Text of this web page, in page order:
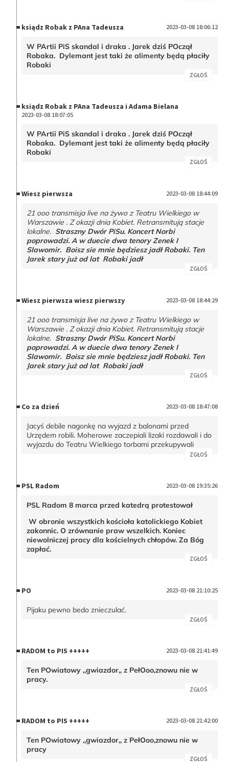
ksiądz Robak z PAna Tadeusza 2023-03-08 18:06:12
W PArtii PiS skandal i draka . Jarek dziś POczął
Robaka. Dylemant jest taki że alimenty będą płaciły
Robaki
ZGŁOŚ
ksiądz Robak z PAna Tadeusza i Adama Bielana
2023-03-08 18:07:05
W PArtii PiS skandal i draka . Jarek dziś POczął
Robaka. Dylemant jest taki że alimenty będą płaciły
Robaki
ZGŁOŚ
Wiesz pierwsza 2023-03-08 18:44:09
21 ooo transmisja live na żywo z Teatru Wielkiego w
Warszawie . Z okazji dnia Kobiet. Retransmitują stacje
lokalne. Straszny Dwór PiSu. Koncert Norbi
poprowadzi. A w duecie dwa tenory Zenek I
Slawomir. Boisz sie mnie będziesz jadł Robaki. Ten
Jarek stary już od lat Robaki jadł
ZGŁOŚ
Wiesz pierwsza wiesz pierwszy 2023-03-08 18:44:29
21 ooo transmisja live na żywo z Teatru Wielkiego w
Warszawie . Z okazji dnia Kobiet. Retransmitują stacje
lokalne. Straszny Dwór PiSu. Koncert Norbi
poprowadzi. A w duecie dwa tenory Zenek I
Slawomir. Boisz sie mnie będziesz jadł Robaki. Ten
Jarek stary już od lat Robaki jadł
ZGŁOŚ
Co za dzień 2023-03-08 18:47:08
Jacyś debile nagonkę na wyjazd z balonami przed
Urzędem robili. Moherowe zaczepiali lizaki rozdawali i do
wyjazdu do Teatru Wielkiego torbami przekupywali
ZGŁOŚ
PSL Radom 2023-03-08 19:35:26
PSL Radom 8 marca przed katedrą protestował
W obronie wszystkich kościoła katolickiego Kobiet
zakonnic. O zrównanie praw wszelkich. Koniec
niewolniczej pracy dla kościelnych chłopów. Za Bóg
zapłać.
ZGŁOŚ
PO 2023-03-08 21:10:25
Pijaku pewno bedo znieczulać.
ZGŁOŚ
RADOM to PIS +++++ 2023-03-08 21:41:49
Ten POwiatowy ,,gwiazdor,, z PełOoo,znowu nie w
pracy.
ZGŁOŚ
RADOM to PIS +++++ 2023-03-08 21:42:00
Ten POwiatowy ,,gwiazdor,, z PełOoo,znowu nie w
pracy
ZGŁOŚ